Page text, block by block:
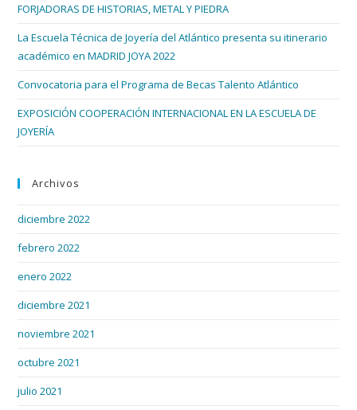
FORJADORAS DE HISTORIAS, METAL Y PIEDRA
La Escuela Técnica de Joyería del Atlántico presenta su itinerario
académico en MADRID JOYA 2022
Convocatoria para el Programa de Becas Talento Atlántico
EXPOSICIÓN COOPERACIÓN INTERNACIONAL EN LA ESCUELA DE
JOYERÍA
Archivos
diciembre 2022
febrero 2022
enero 2022
diciembre 2021
noviembre 2021
octubre 2021
julio 2021